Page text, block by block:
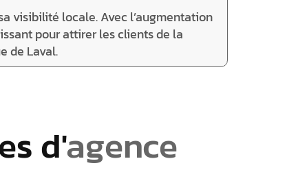
visibilité locale. Avec l’augmentation
pour attirer les clients de la
de Laval.
d'agence